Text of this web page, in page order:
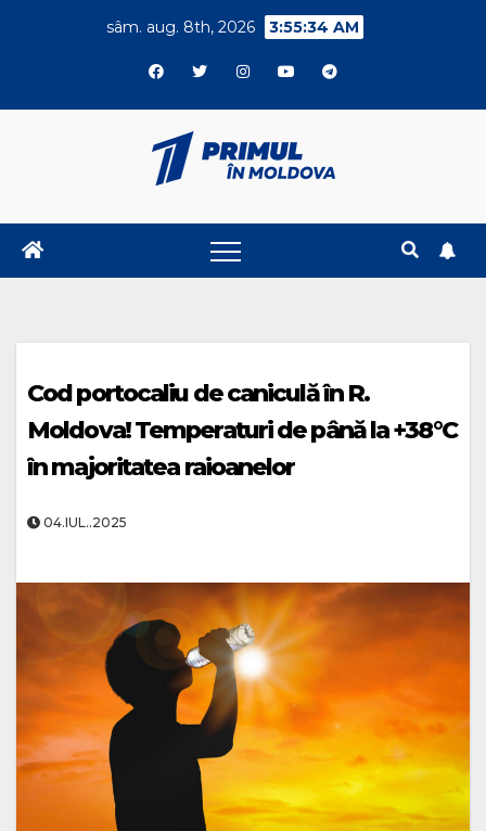
sâm. aug. 8th, 2026 3:55:35 AM
Cod portocaliu de caniculă în R.
Moldova! Temperaturi de până la +38°C
în majoritatea raioanelor
04.IUL..2025